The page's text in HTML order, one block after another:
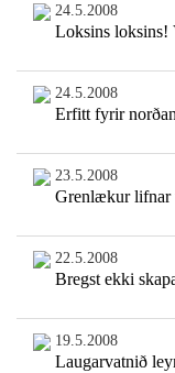
24.5.2008
Loksins
24.5.2008
Erfitt fyrir
23.5.2008
Grenlækur lifnar
22.5.2008
Bregst ekki
19.5.2008
Laugarvatnið